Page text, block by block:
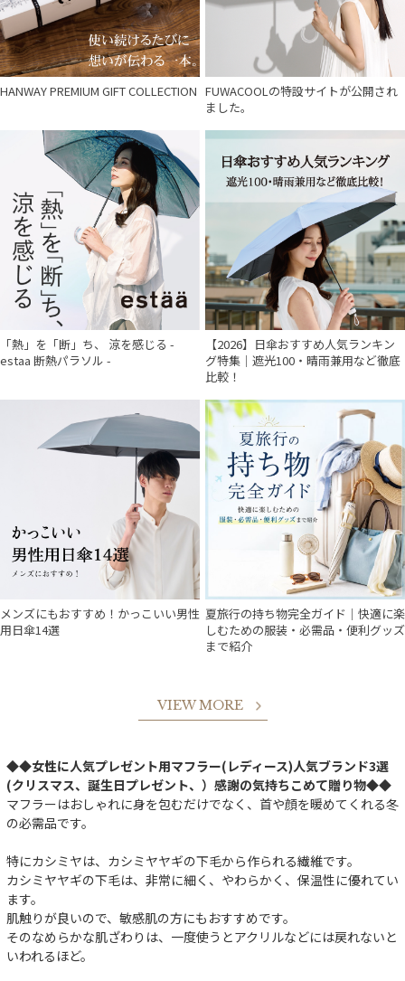
HANWAY PREMIUM GIFT COLLECTION FUWACOOLの特設サイトが公開され
ました。
「熱」を「断」ち、 涼を感じる -
estaa 断熱パラソル -
【2026】日傘おすすめ人気ランキン
グ特集｜遮光100・晴雨兼用など徹底
比較！
メンズにもおすすめ！かっこいい男性
用日傘14選
夏旅行の持ち物完全ガイド｜快適に楽
しむための服装・必需品・便利グッズ
まで紹介
VIEW MORE
◆◆女性に人気プレゼント用マフラー(レディース)人気ブランド3選
(クリスマス、誕生日プレゼント、）感謝の気持ちこめて贈り物◆◆
マフラーはおしゃれに身を包むだけでなく、首や顔を暖めてくれる冬
の必需品です。
特にカシミヤは、カシミヤヤギの下毛から作られる繊維です。
カシミヤヤギの下毛は、非常に細く、やわらかく、保温性に優れてい
ます。
肌触りが良いので、敏感肌の方にもおすすめです。
そのなめらかな肌ざわりは、一度使うとアクリルなどには戻れないと
いわれるほど。